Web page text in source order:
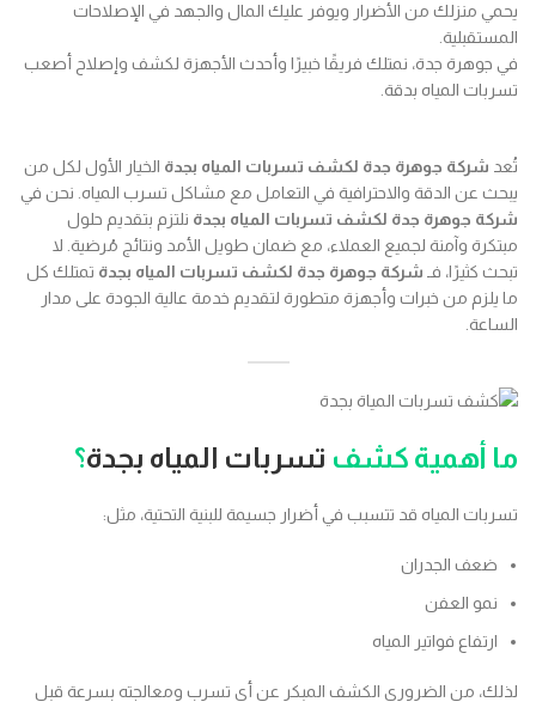
يحمي منزلك من الأضرار ويوفر عليك المال والجهد في الإصلاحات
المستقبلية.
في جوهرة جدة، نمتلك فريقًا خبيرًا وأحدث الأجهزة لكشف وإصلاح أصعب
تسربات المياه بدقة.
تُعد شركة جوهرة جدة لكشف تسربات المياه بجدة الخيار الأول لكل من
يبحث عن الدقة والاحترافية في التعامل مع مشاكل تسرب المياه. نحن في
شركة جوهرة جدة لكشف تسربات المياه بجدة نلتزم بتقديم حلول
مبتكرة وآمنة لجميع العملاء، مع ضمان طويل الأمد ونتائج مُرضية. لا
تبحث كثيرًا، فـ شركة جوهرة جدة لكشف تسربات المياه بجدة تمتلك كل
ما يلزم من خبرات وأجهزة متطورة لتقديم خدمة عالية الجودة على مدار
الساعة.
ما أهمية كشف تسربات المياه بجدة؟
تسربات المياه قد تتسبب في أضرار جسيمة للبنية التحتية، مثل:
ضعف الجدران
نمو العفن
ارتفاع فواتير المياه
لذلك، من الضروري الكشف المبكر عن أي تسرب ومعالجته بسرعة قبل